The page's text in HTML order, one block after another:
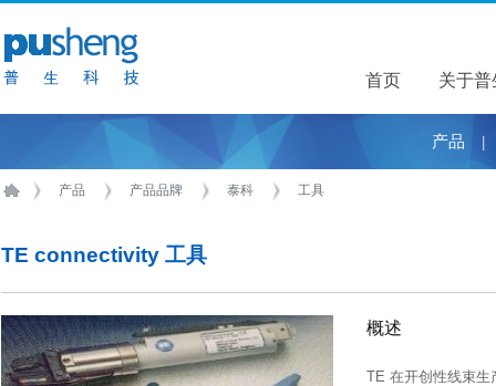
首页 关于普
关于普
产品
产品 产品品牌 泰科 工具
TE connectivity 工具
概述
TE 在开创性线束生